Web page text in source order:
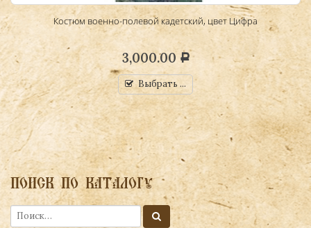
Костюм военно-полевой кадетский, цвет Цифра
3,000.00 Р
Выбрать ...
ПОИСК ПО КАТАЛОГУ